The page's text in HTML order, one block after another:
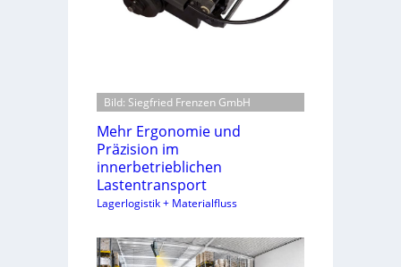
Bild: Siegfried Frenzen GmbH
Mehr Ergonomie und
Präzision im
innerbetrieblichen
Lastentransport
Lagerlogistik + Materialfluss